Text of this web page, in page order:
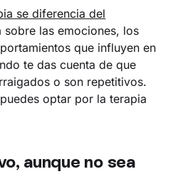
se diferencia del
las emociones, los
que influyen en
te das cuenta de que
o son repetitivos.
optar por la terapia
aunque no sea